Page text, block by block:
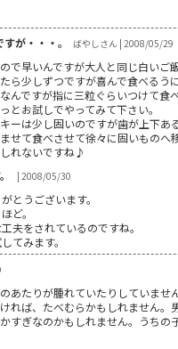
が・・・。
ばやしさん | 2008/05/29
で早いんですが大人と同じ白いご
ら少しずつですが喜んで食べるう
んですが指に三粒ぐらいつけて食
とお試しでやってみて下さい。
ーは少し固いのですが歯が上下あ
せて食べさせて徐々に固いものへ
れないですね♪
| 2008/05/30
とうございます。
ど。
夫をされているのですね。
てみます。
あたりが腫れていたりしていませ
れば、たべむらかもしれません。
すぎなのかもしれません。うち